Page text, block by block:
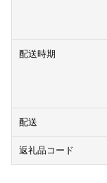
配送時期
配送
返礼品コード